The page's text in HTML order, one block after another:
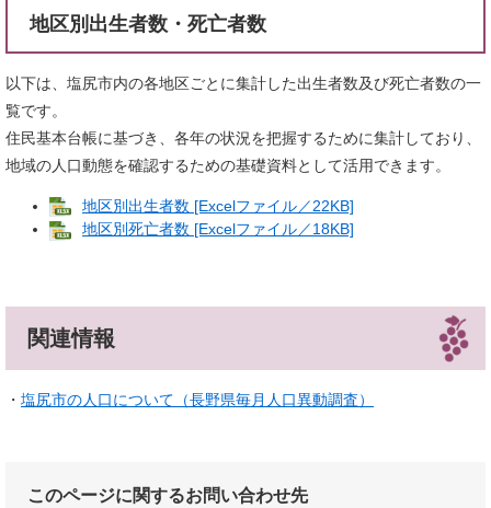
地区別出生者数・死亡者数
以下は、塩尻市内の各地区ごとに集計した出生者数及び死亡者数の一
覧です。
住民基本台帳に基づき、各年の状況を把握するために集計しており、
地域の人口動態を確認するための基礎資料として活用できます。
地区別出生者数 [Excelファイル／22KB]
地区別死亡者数 [Excelファイル／18KB]
関連情報
・ 塩尻市の人口について（長野県毎月人口異動調査）
このページに関するお問い合わせ先